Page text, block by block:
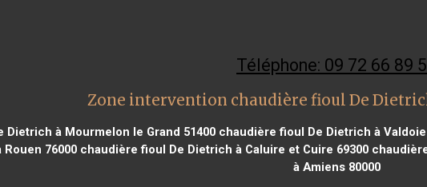
Téléphone: 09 72 66 89
Zone intervention chaudière fioul De
Dietrich à Mourmelon le Grand 51400 chaudière fioul De Dietrich à Valdoie
76000chaudière fioul De Dietrich à Caluire et Cuire 69300
à Amiens 80000